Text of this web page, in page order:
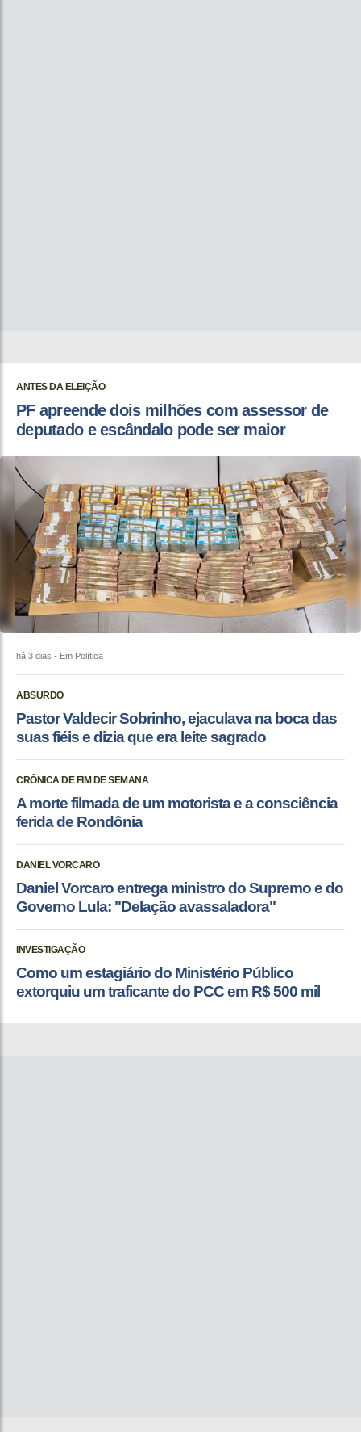
ANTES DA ELEIÇÃO
PF apreende dois milhões com assessor de
deputado e escândalo pode ser maior
há 3 dias - Em Política
ABSURDO
Pastor Valdecir Sobrinho, ejaculava na boca das
suas fiéis e dizia que era leite sagrado
CRÔNICA DE FIM DE SEMANA
A morte filmada de um motorista e a consciência
ferida de Rondônia
DANIEL VORCARO
Daniel Vorcaro entrega ministro do Supremo e do
Governo Lula: "Delação avassaladora"
INVESTIGAÇÃO
Como um estagiário do Ministério Público
extorquiu um traficante do PCC em R$ 500 mil